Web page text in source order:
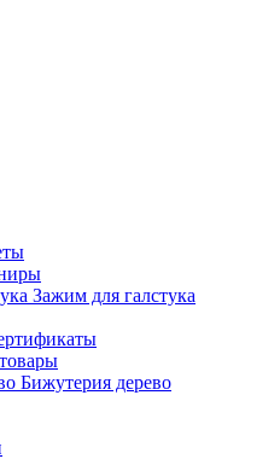
Зажим для галстука
Бижутерия дерево